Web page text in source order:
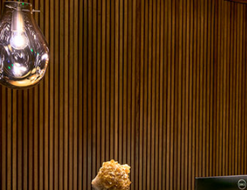
EXPERIÊNCIAS